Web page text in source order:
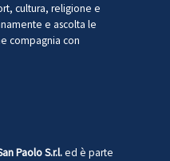
cultura, religione e
e ascolta le
compagnia con
Paolo S.r.l.ed è parte